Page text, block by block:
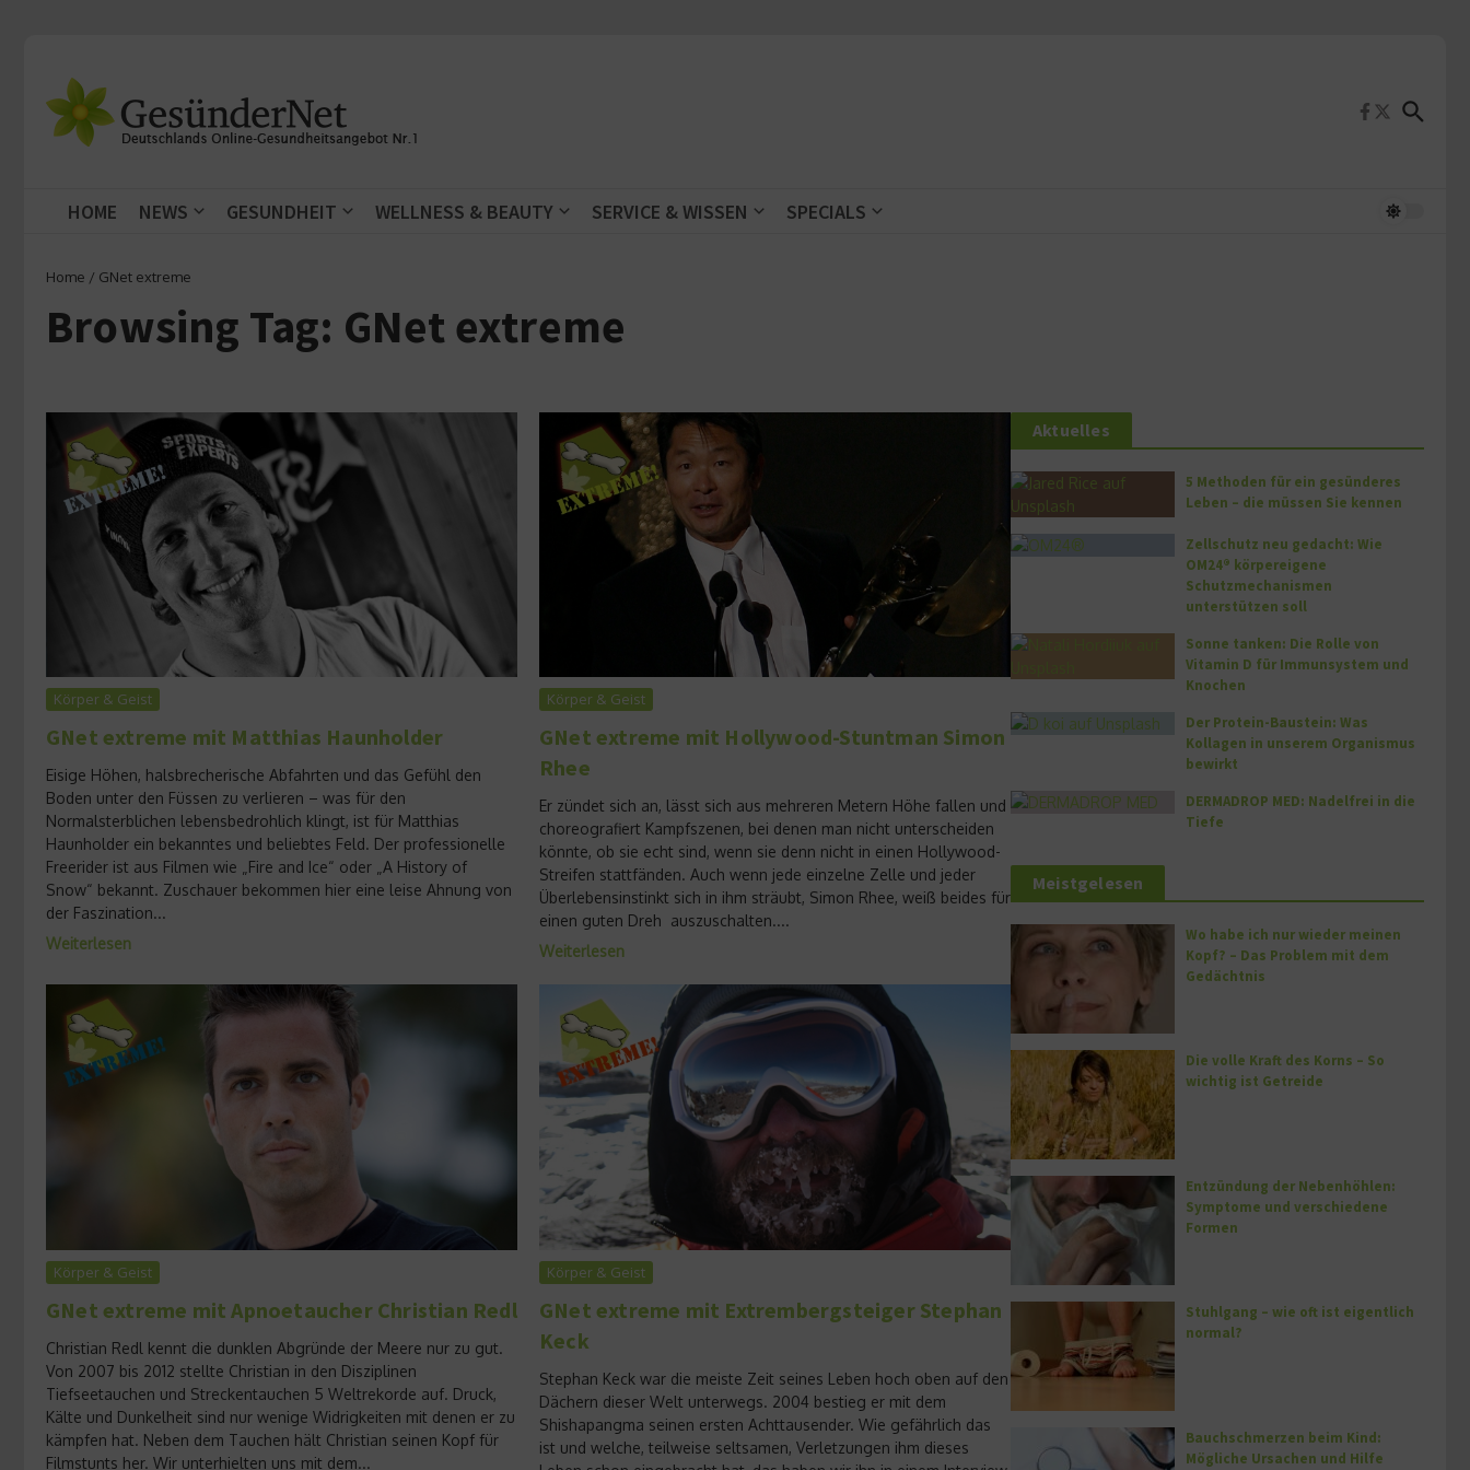
HOME NEWS GESUNDHEIT WELLNESS & BEAUTY SERVICE & WISSEN SPECIALS
Home / GNet extreme
Browsing Tag: GNet extreme
Körper & Geist
GNet extreme mit Matthias Haunholder
Eisige Höhen, halsbrecherische Abfahrten und das Gefühl den
Boden unter den Füssen zu verlieren – was für den
Normalsterblichen lebensbedrohlich klingt, ist für Matthias
Haunholder ein bekanntes und beliebtes Feld. Der professionelle
Freerider ist aus Filmen wie „Fire and Ice“ oder „A History of
Snow“ bekannt. Zuschauer bekommen hier eine leise Ahnung von
der Faszination...
Weiterlesen
Körper & Geist
GNet extreme mit Hollywood-Stuntman Simon
Rhee
Er zündet sich an, lässt sich aus mehreren Metern Höhe fallen und
choreografiert Kampfszenen, bei denen man nicht unterscheiden
könnte, ob sie echt sind, wenn sie denn nicht in einen Hollywood-
Streifen stattfänden. Auch wenn jede einzelne Zelle und jeder
Überlebensinstinkt sich in ihm sträubt, Simon Rhee, weiß beides für
einen guten Dreh auszuschalten....
Weiterlesen
Körper & Geist
GNet extreme mit Apnoetaucher Christian Redl
Christian Redl kennt die dunklen Abgründe der Meere nur zu gut.
Von 2007 bis 2012 stellte Christian in den Disziplinen
Tiefseetauchen und Streckentauchen 5 Weltrekorde auf. Druck,
Kälte und Dunkelheit sind nur wenige Widrigkeiten mit denen er zu
kämpfen hat. Neben dem Tauchen hält Christian seinen Kopf für
Filmstunts her. Wir unterhielten uns mit dem...
Körper & Geist
GNet extreme mit Extrembergsteiger Stephan
Keck
Stephan Keck war die meiste Zeit seines Leben hoch oben auf den
Dächern dieser Welt unterwegs. 2004 bestieg er mit dem
Shishapangma seinen ersten Achttausender. Wie gefährlich das
ist und welche, teilweise seltsamen, Verletzungen ihm dieses
Aktuelles
5 Methoden für ein gesünderes
Leben – die müssen Sie kennen
Zellschutz neu gedacht: Wie
OM24® körpereigene
Schutzmechanismen
unterstützen soll
Sonne tanken: Die Rolle von
Vitamin D für Immunsystem und
Knochen
Der Protein-Baustein: Was
Kollagen in unserem Organismus
bewirkt
DERMADROP MED: Nadelfrei in die
Tiefe
Meistgelesen
Wo habe ich nur wieder meinen
Kopf? – Das Problem mit dem
Gedächtnis
Die volle Kraft des Korns – So
wichtig ist Getreide
Entzündung der Nebenhöhlen:
Symptome und verschiedene
Formen
Stuhlgang – wie oft ist eigentlich
normal?
Bauchschmerzen beim Kind:
Mögliche Ursachen und Hilfe